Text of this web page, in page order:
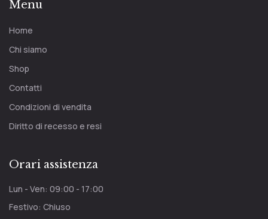
Menu
Home
Chi siamo
Shop
Contatti
Condizioni di vendita
Diritto di recesso e resi
Orari assistenza
Lun - Ven: 09:00 - 17:00
Festivo: Chiuso